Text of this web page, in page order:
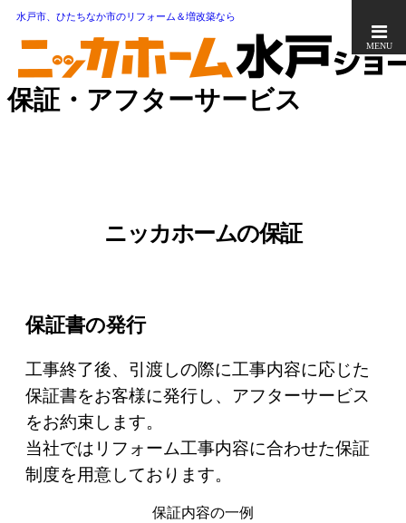
水戸市、ひたちなか市のリフォーム＆増改築なら
MENU
保証・アフターサービス
ニッカホームの保証
保証書の発行
工事終了後、引渡しの際に工事内容に応じた
保証書をお客様に発行し、アフターサービス
をお約束します。
当社ではリフォーム工事内容に合わせた保証
制度を用意しております。
保証内容の一例